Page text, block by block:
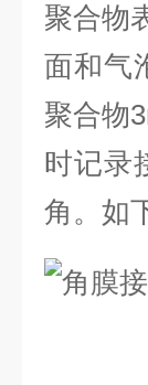
聚合物
面和气
聚合物
时记录
角。如